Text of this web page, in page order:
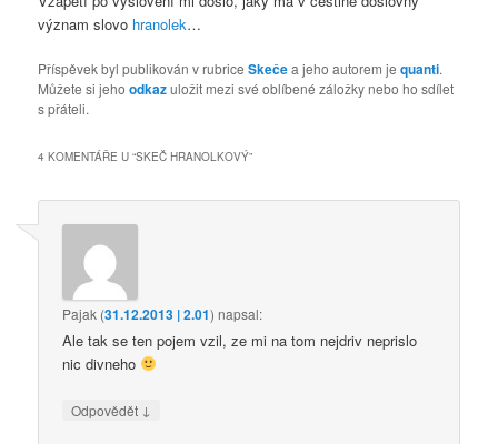
význam slovo hranolek…
Příspěvek byl publikován v rubriceSkečea jeho autorem jequanti.
Můžete si jehoodkazuložit mezi své oblíbené záložky nebo ho sdílet
s přáteli.
4 KOMENTÁŘE U “SKEČ HRANOLKOVÝ”
Pajak (31.12.2013 | 2.01)napsal:
Ale tak se ten pojem vzil, ze mi na tom nejdriv neprislo
nic divneho
Odpovědět ↓